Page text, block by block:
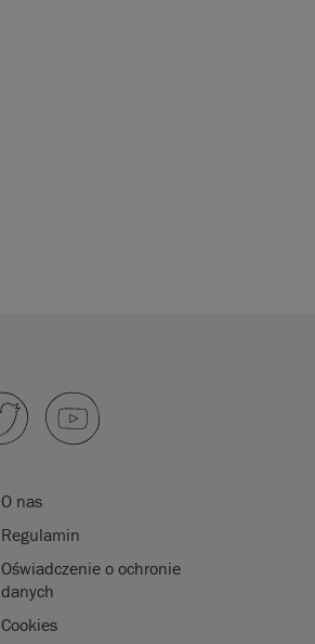
O nas
Regulamin
Oświadczenie o ochronie
danych
Cookies